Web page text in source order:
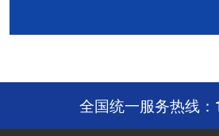
全国统一服务热线：